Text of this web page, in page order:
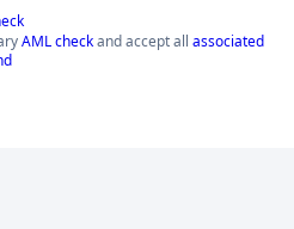
AML checkand accept all associated